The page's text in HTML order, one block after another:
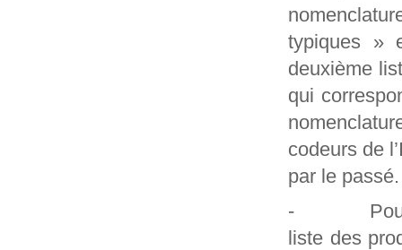
typiques »
deuxième
qui
codeurs de
par le passé.
- Pour les
liste des